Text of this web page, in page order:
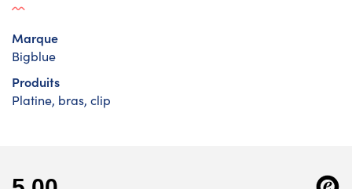
Marque
Bigblue
Produits
Platine, bras, clip